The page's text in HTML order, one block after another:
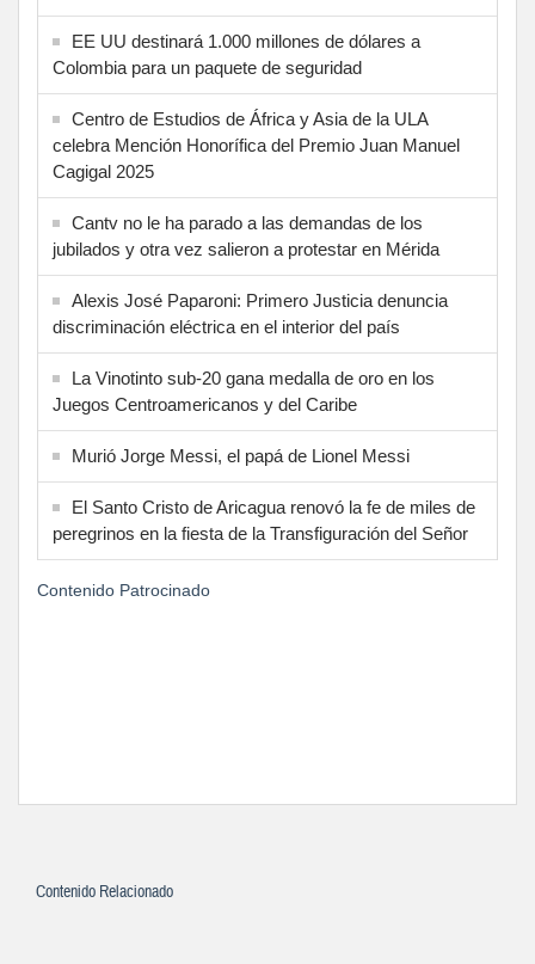
EE UU destinará 1.000 millones de dólares a
Colombia para un paquete de seguridad
Centro de Estudios de África y Asia de la ULA
celebra Mención Honorífica del Premio Juan Manuel
Cagigal 2025
Cantv no le ha parado a las demandas de los
jubilados y otra vez salieron a protestar en Mérida
Alexis José Paparoni: Primero Justicia denuncia
discriminación eléctrica en el interior del país
La Vinotinto sub-20 gana medalla de oro en los
Juegos Centroamericanos y del Caribe
Murió Jorge Messi, el papá de Lionel Messi
El Santo Cristo de Aricagua renovó la fe de miles de
peregrinos en la fiesta de la Transfiguración del Señor
Contenido Patrocinado
Contenido Relacionado